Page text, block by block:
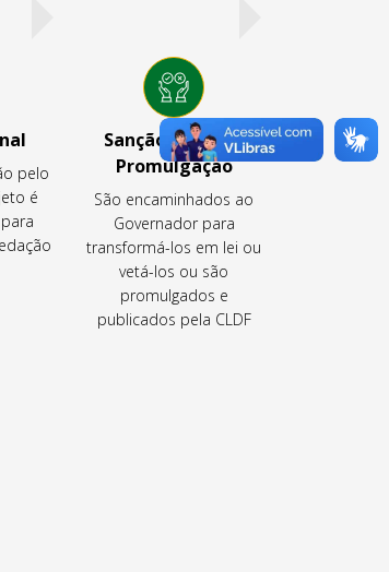
pelo
é
Sanção, Veto ou
Promulgação
São encaminhados ao
Governador para
transformá-los em lei ou
vetá-los ou são
promulgados e
publicados pela CLDF